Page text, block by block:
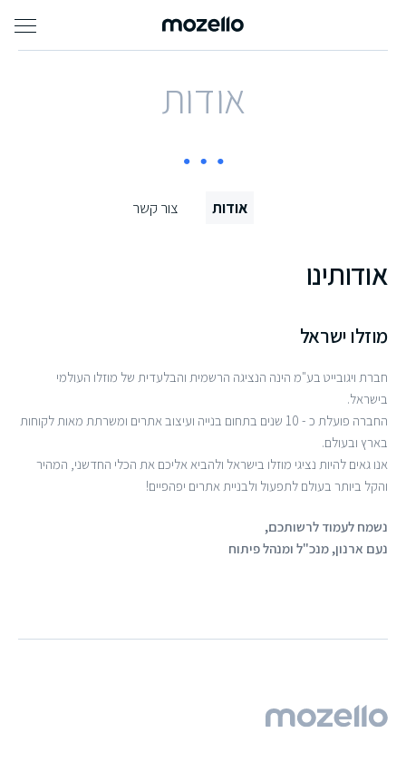
אודות
אודות צור קשר
אודותינו
מוזלו ישראל
חברת ויגובייט בע"מ הינה הנציגה הרשמית והבלעדית של מוזלו העולמי
בישראל.
החברה פועלת כ - 10 שנים בתחום בנייה ועיצוב אתרים ומשרתת מאות לקוחות
בארץ ובעולם.
אנו גאים להיות נציגי מוזלו בישראל ולהביא אליכם את הכלי החדשני, המהיר
והקל ביותר בעולם לתפעול ולבניית אתרים יפהפיים!
נשמח לעמוד לרשותכם,
נעם ארנון, מנכ"ל ומנהל פיתוח